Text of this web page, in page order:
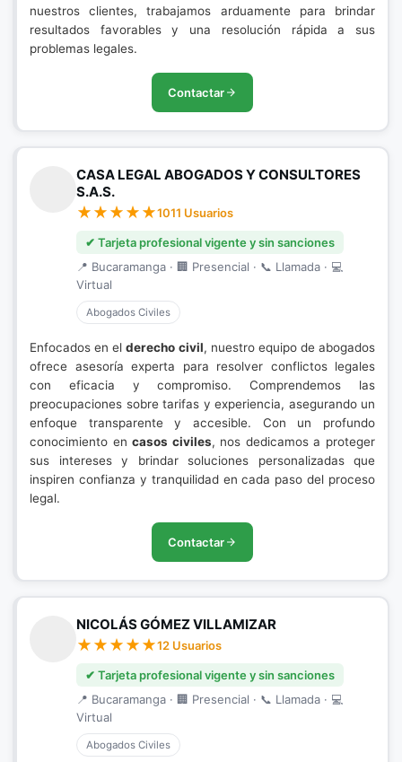
nuestros clientes, trabajamos arduamente para brindar
resultados favorables y una resolución rápida a sus
problemas legales.
Contactar
CASA LEGAL ABOGADOS Y CONSULTORES
S.A.S.
1011 Usuarios
✔ Tarjeta profesional vigente y sin sanciones
📍 Bucaramanga · 🏢 Presencial · 📞 Llamada · 💻
Virtual
Abogados Civiles
Enfocados en elderecho civil, nuestro equipo de abogados
ofrece asesoría experta para resolver conflictos legales
con eficacia y compromiso. Comprendemos las
preocupaciones sobre tarifas y experiencia, asegurando un
enfoque transparente y accesible. Con un profundo
conocimiento encasos civiles, nos dedicamos a proteger
sus intereses y brindar soluciones personalizadas que
inspiren confianza y tranquilidad en cada paso del proceso
legal.
Contactar
NICOLÁS GÓMEZ VILLAMIZAR
12 Usuarios
✔ Tarjeta profesional vigente y sin sanciones
📍 Bucaramanga · 🏢 Presencial · 📞 Llamada · 💻
Virtual
Abogados Civiles